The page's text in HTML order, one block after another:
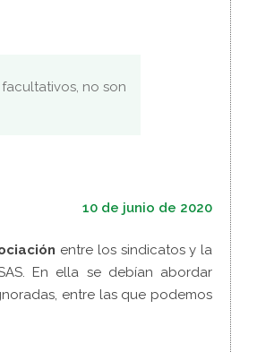
no son
10 de junio de 2020
entre los sindicatos y la
En ella se debían abordar
entre las que podemos